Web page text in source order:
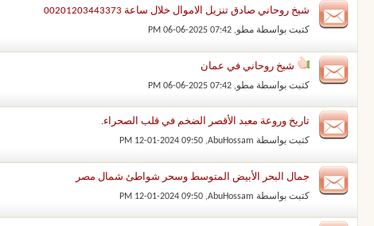
شيخ روحاني صادق تنزيل الاموال خلال ساعة 00201203443373
كتبت بواسطة مطو‏, 06-06-2025 07:42 PM
شيخ روحاني في عمان
كتبت بواسطة مطو‏, 06-06-2025 07:42 PM
تاريخ وروعة معبد الأقصر الضخم في قلب الصحراء.
كتبت بواسطة AbuHossam
‏, 12-01-2024 09:50 PM
جمال البحر الأبيض المتوسط وسحر شواطئ شمال مصر
كتبت بواسطة AbuHossam
‏, 12-01-2024 09:50 PM